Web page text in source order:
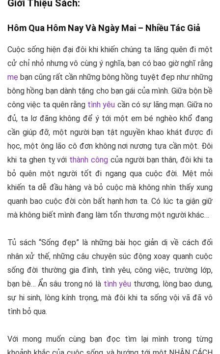
Giới Thiệu Sách:
Hôm Qua Hôm Nay Và Ngày Mai – Nhiều Tác Giả
Cuộc sống hiện đại đôi khi khiến chúng ta lãng quên đi một
cử chỉ nhỏ nhưng vô cùng ý nghĩa, bạn có bao giờ nghĩ rằng
mẹ bạn cũng rất cần những bông hồng tuyệt đẹp như những
bông hồng bạn dành tặng cho bạn gái của mình. Giữa bộn bề
công việc ta quên rằng tình yêu cần có sự lãng mạn. Giữa no
đủ, ta lơ đãng không để ý tới một em bé nghèo khổ đang
cần giúp đỡ, một người bạn tật nguyền khao khát được đi
học, một ông lão cô đơn không nơi nương tựa cần một. Đôi
khi ta ghen tỵ với thành công của người bạn thân, đôi khi ta
bỏ quên một người tốt đi ngang qua cuộc đời. Mệt mỏi
khiến ta dễ đầu hàng và bỏ cuộc mà không nhìn thấy xung
quanh bao cuộc đời còn bất hạnh hơn ta. Có lúc ta giận giữ
mà không biết mình đang làm tổn thương một người khác…
Tủ sách “Sống đẹp” là những bài học giản dị về cách đối
nhân xử thế, những câu chuyện súc động xoay quanh cuộc
sống đời thường gia đình, tình yêu, công việc, trường lớp,
bạn bè… Ẩn sâu trong nó là tình yêu thương, lòng bao dung,
sự hi sinh, lòng kính trọng, mà đôi khi ta sống vội vã đã vô
tình bỏ qua.
Với mong muốn cùng bạn đọc tìm lại mình trong từng